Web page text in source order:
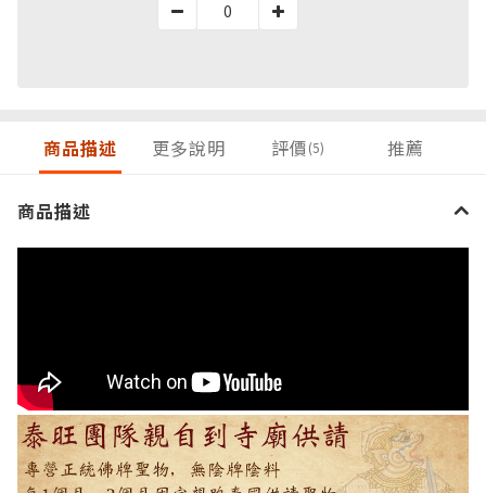
商品描述 更多說明 評價(5) 推薦
商品描述